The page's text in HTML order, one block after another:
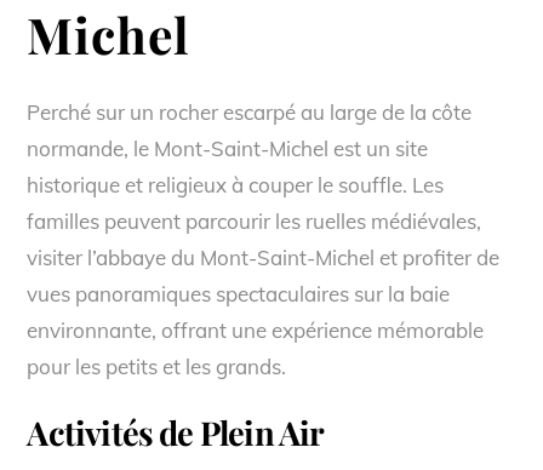
Michel
Perché sur un rocher escarpé au large de la côte
normande, le Mont-Saint-Michel est un site
historique et religieux à couper le souffle. Les
familles peuvent parcourir les ruelles médiévales,
visiter l’abbaye du Mont-Saint-Michel et profiter de
vues panoramiques spectaculaires sur la baie
environnante, offrant une expérience mémorable
pour les petits et les grands.
Activités de Plein Air